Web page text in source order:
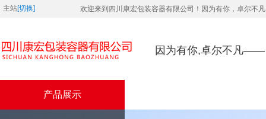
主站[切换] 欢迎来到四川康宏包装容器有限公司！因为有你，卓尔不凡
因为有你,卓尔不凡——
产品展示